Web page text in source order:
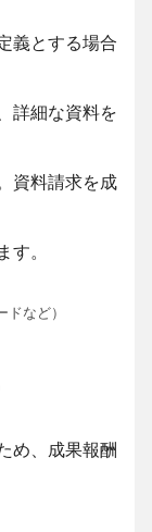
義とする場合
詳細な資料を
資料請求を成
す。
など）
め、成果報酬